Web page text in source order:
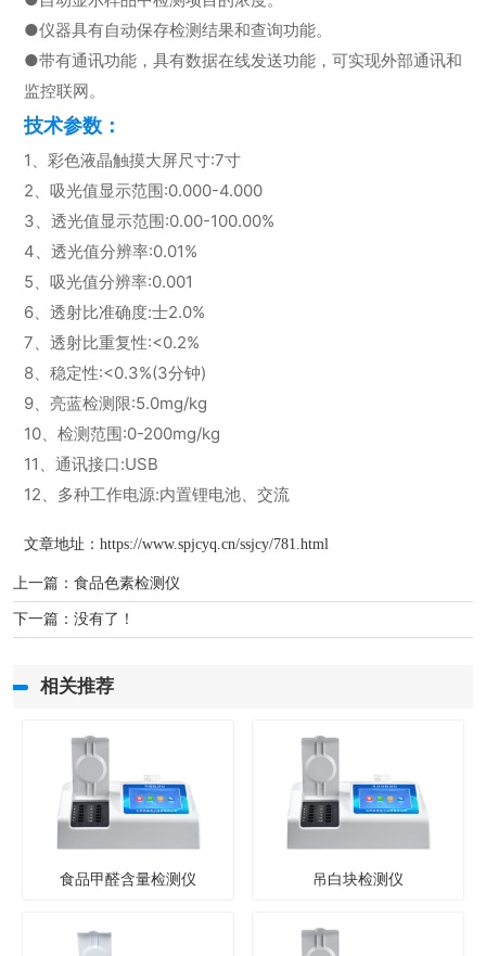
●仪器具有自动保存检测结果和查询功能。
●带有通讯功能，具有数据在线发送功能，可实现外部通讯和
监控联网。
技术参数：
1、彩色液晶触摸大屏尺寸:7寸
2、吸光值显示范围:0.000-4.000
3、透光值显示范围:0.00-100.00%
4、透光值分辨率:0.01%
5、吸光值分辨率:0.001
6、透射比准确度:士2.0%
7、透射比重复性:<0.2%
8、稳定性:<0.3%(3分钟)
9、亮蓝检测限:5.0mg/kg
10、检测范围:0-200mg/kg
11、通讯接口:USB
12、多种工作电源:内置锂电池、交流
文章地址： https://www.spjcyq.cn/ssjcy/781.html
上一篇： 食品色素检测仪
下一篇：没有了！
相关推荐
食品甲醛含量检测仪 吊白块检测仪